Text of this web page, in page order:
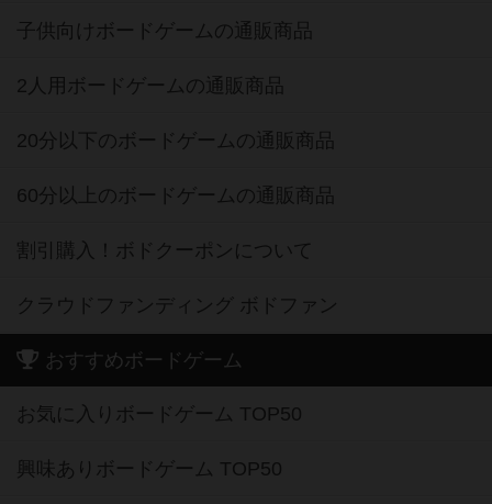
子供向けボードゲームの通販商品
2人用ボードゲームの通販商品
20分以下のボードゲームの通販商品
60分以上のボードゲームの通販商品
割引購入！ボドクーポンについて
クラウドファンディング ボドファン
おすすめボードゲーム
お気に入りボードゲーム TOP50
興味ありボードゲーム TOP50